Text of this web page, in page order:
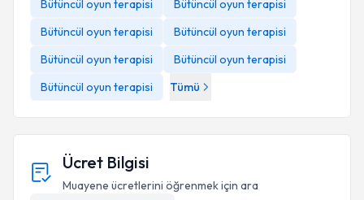
Bütüncül oyun terapisi
Bütüncül oyun terapisi
Bütüncül oyun terapisi
Bütüncül oyun terapisi
Bütüncül oyun terapisi
Bütüncül oyun terapisi
Bütüncül oyun terapisi
Tümü
Ücret Bilgisi
Muayene ücretlerini öğrenmek için ara